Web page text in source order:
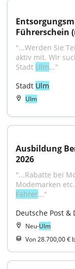
Führerschein
"...Werden Sie
aktiv mit. Wir
Stadt Ulm..."
Stadt Ulm
Ulm
Ausbildung
2026
"...Rabatte bei
Modemarken
Fahrer..."
Deutsche Post &
Neu-Ulm
Von 28.700,00 €